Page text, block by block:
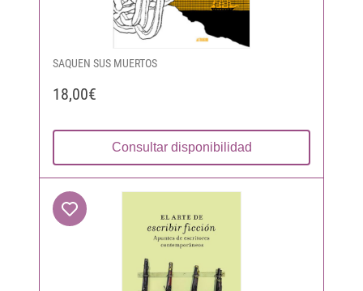
SAQUEN SUS MUERTOS
18,00€
Consultar disponibilidad